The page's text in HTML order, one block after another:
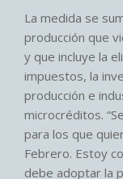
La medida se
producción que
y que incluye la
impuestos, la
producción e
microcréditos.
para los que
Febrero. Estoy
debe adoptar la